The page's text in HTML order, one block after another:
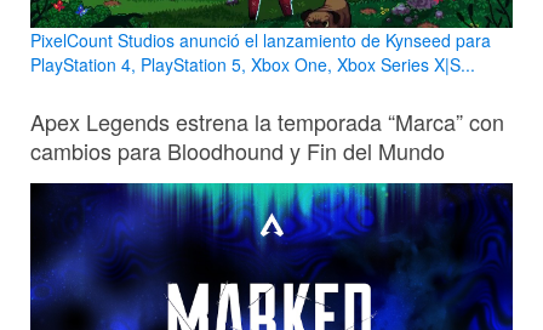
PixelCount Studios anunció el lanzamiento de Kynseed para
PlayStation 4, PlayStation 5, Xbox One, Xbox Series X|S...
Apex Legends estrena la temporada “Marca” con
cambios para Bloodhound y Fin del Mundo